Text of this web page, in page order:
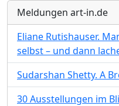
Meldungen art-in.de
Eliane Rutishauser.
selbst – und dann
Sudarshan Shetty. A
30 Ausstellungen im